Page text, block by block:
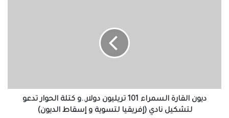
تدعو
لتشكيل
ديون القارة السمراء 101 تريليون دولار..و كتلة الحوار تدعو
لتشكيل نادي (إفريقيا لتسوية و إسقاط الديون)